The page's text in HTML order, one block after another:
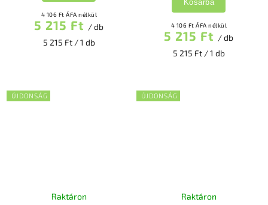
4 106 Ft ÁFA nélkül
5 215 Ft / db
5 215 Ft / 1 db
4 106 Ft ÁFA nélkül
5 215 Ft / db
5 215 Ft / 1 db
Kosárba
ÚJDONSÁG
Raktáron
ÚJDONSÁG
Raktáron